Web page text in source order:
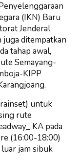
(IKN) Baru
Jenderal
juga ditempatkan
tahap awal,
Semayang-
KIPP
untuk
rute
KA pada
(16:00-18:00)
jam sibuk